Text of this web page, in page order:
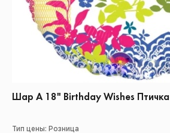
Шар А 18" Birthday Wishes Птичка
Тип цены: Розница